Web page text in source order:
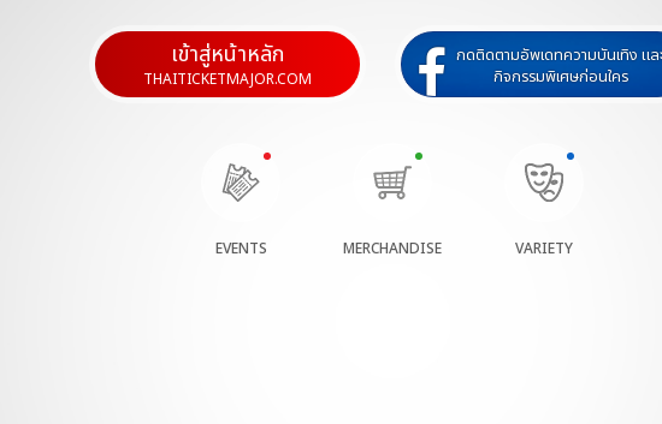
เข้าสู่หน้าหลัก
THAITICKETMAJOR.COM
กดติดตามอัพเดทความบันเทิง แล
กิจกรรมพิเศษก่อนใคร
EVENTS MERCHANDISE VARIETY